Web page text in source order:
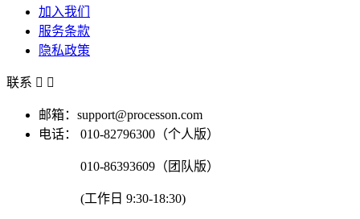
加入我们
服务条款
隐私政策
联系  
邮箱：support@processon.com
电话：
010-82796300（个人版）
010-86393609（团队版）
(工作日 9:30-18:30)